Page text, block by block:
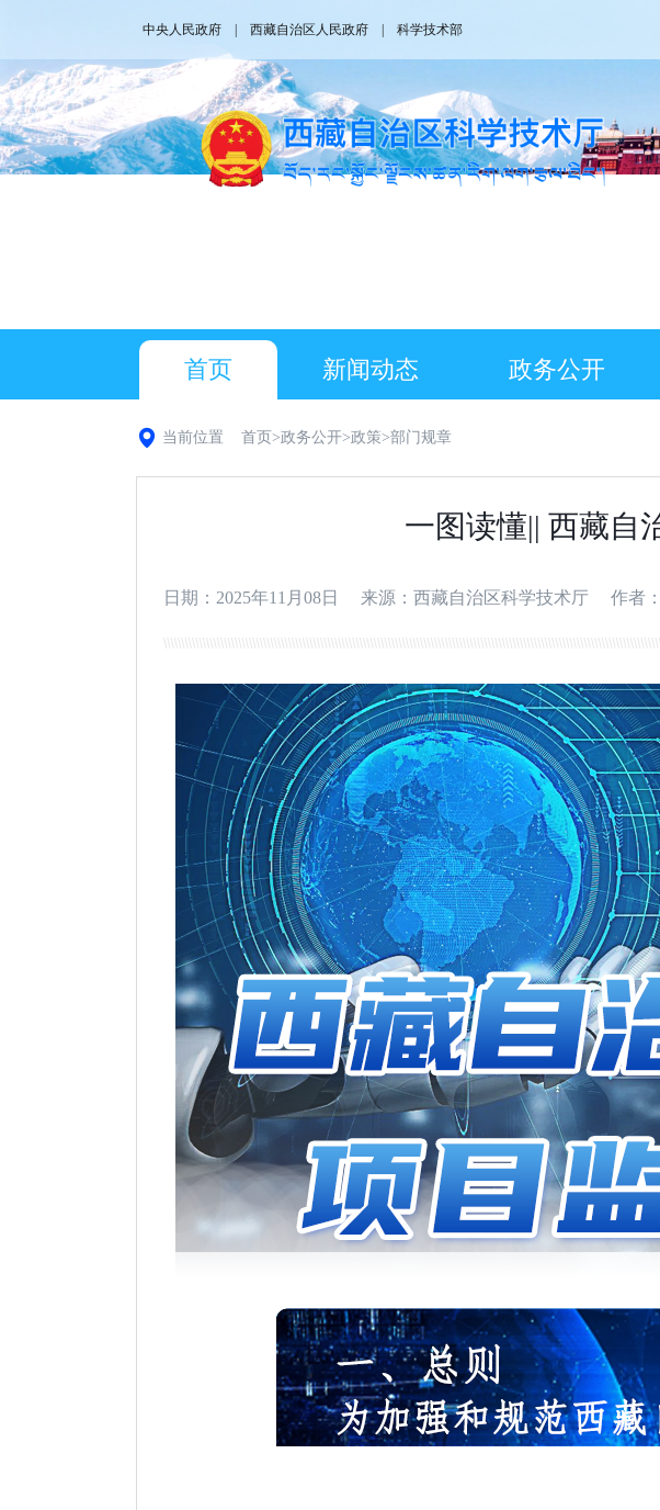
中央人民政府 西藏自治区人民政府 科学技术部
首页 新闻动态 政务公开
当前位置 首页 >政务公开>政策>部门规章
一图读懂|| 西藏自
日期：2025年11月08日 来源：西藏自治区科学技术厅 作者：